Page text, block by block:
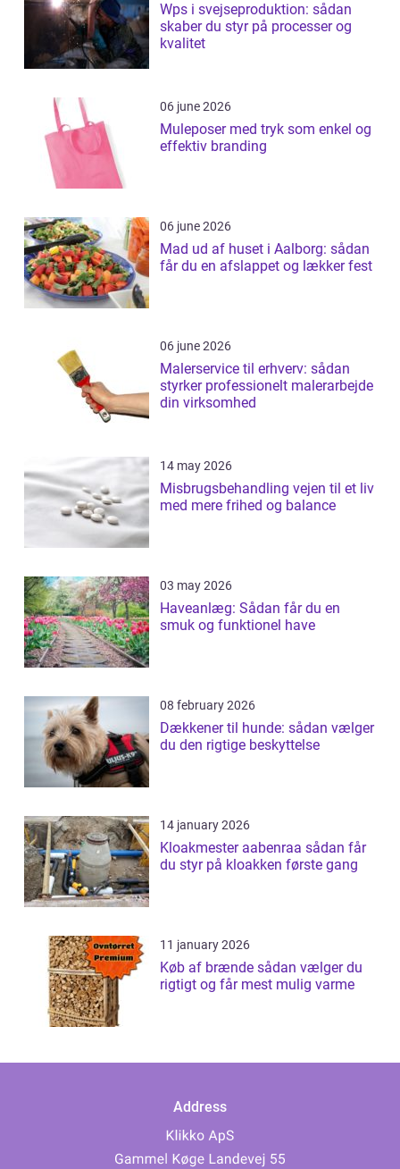
Wps i svejseproduktion: sådan
skaber du styr på processer og
kvalitet
06 june 2026
Muleposer med tryk som enkel og
effektiv branding
06 june 2026
Mad ud af huset i Aalborg: sådan
får du en afslappet og lækker fest
06 june 2026
Malerservice til erhverv: sådan
styrker professionelt malerarbejde
din virksomhed
14 may 2026
Misbrugsbehandling vejen til et liv
med mere frihed og balance
03 may 2026
Haveanlæg: Sådan får du en
smuk og funktionel have
08 february 2026
Dækkener til hunde: sådan vælger
du den rigtige beskyttelse
14 january 2026
Kloakmester aabenraa sådan får
du styr på kloakken første gang
11 january 2026
Køb af brænde sådan vælger du
rigtigt og får mest mulig varme
Address